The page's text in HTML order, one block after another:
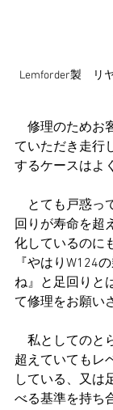
Lemforder製　リ
修理のためお
ていただき走行
するケースはよ
とても戸惑っ
回りが寿命を超
化しているのに
『やはりW124
ね』と足回りと
て修理をお願い
私としてのと
超えていてもレ
している、又は
べる基準を持ち